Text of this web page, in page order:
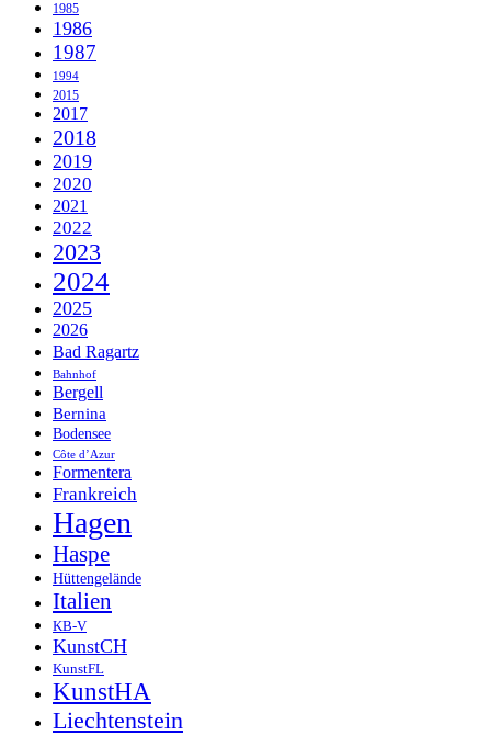
1985
1986
1987
1994
2015
2017
2018
2019
2020
2021
2022
2023
2024
2025
2026
Bad Ragartz
Bahnhof
Bergell
Bernina
Bodensee
Côte d’Azur
Formentera
Frankreich
Hagen
Haspe
Hüttengelände
Italien
KB-V
KunstCH
KunstFL
KunstHA
Liechtenstein